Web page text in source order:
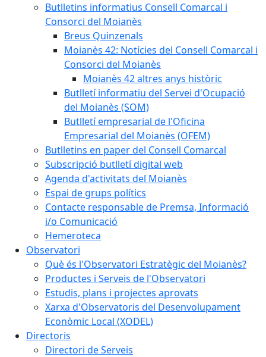
Butlletins informatius Consell Comarcal i
Consorci del Moianès
Breus Quinzenals
Moianès 42: Notícies del Consell Comarcal i
Consorci del Moianès
Moianès 42 altres anys històric
Butlletí informatiu del Servei d'Ocupació
del Moianès (SOM)
Butlletí empresarial de l'Oficina
Empresarial del Moianès (OFEM)
Butlletins en paper del Consell Comarcal
Subscripció butlletí digital web
Agenda d'activitats del Moianès
Espai de grups polítics
Contacte responsable de Premsa, Informació
i/o Comunicació
Hemeroteca
Observatori
Què és l'Observatori Estratègic del Moianès?
Productes i Serveis de l'Observatori
Estudis, plans i projectes aprovats
Xarxa d'Observatoris del Desenvolupament
Econòmic Local (XODEL)
Directoris
Directori de Serveis